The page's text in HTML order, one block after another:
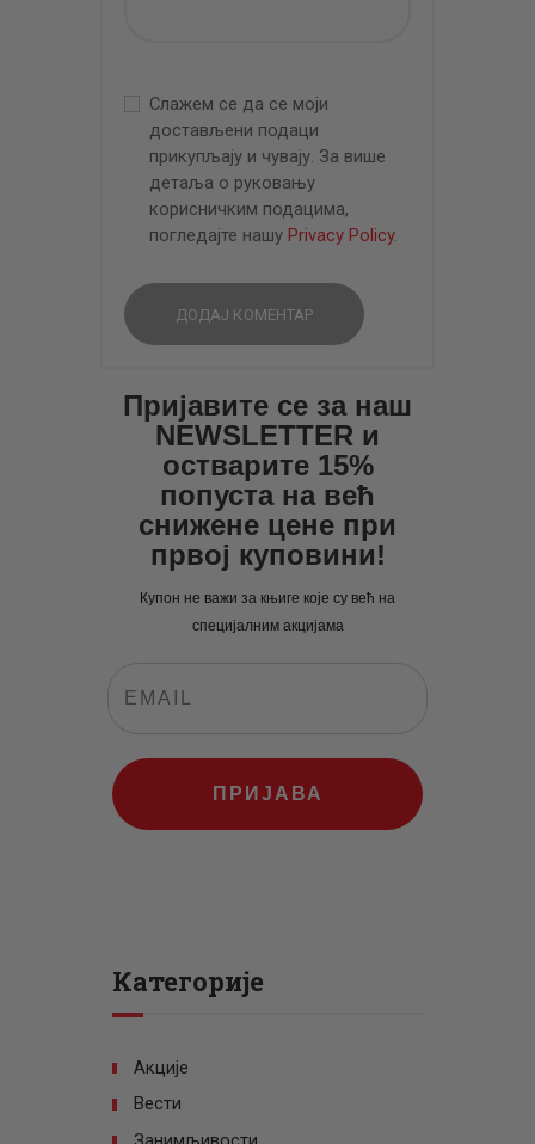
Слажем се да се моји
достављени подаци
прикупљају и чувају. За више
детаља о руковању
корисничким подацима,
погледајте нашу Privacy Policy.
Пријавите се за наш
NEWSLETTER и
остварите 15%
попуста на већ
снижене цене при
првој куповини!
Купон не важи за књиге које су већ на
специјалним акцијама
ПРИЈАВА
Категорије
Акције
Вести